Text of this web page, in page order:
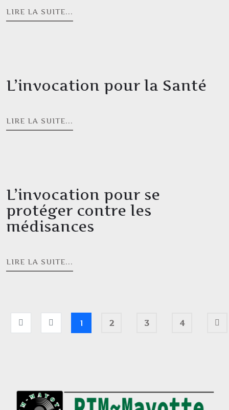
LIRE LA SUITE...
L’invocation pour la Santé
LIRE LA SUITE...
L’invocation pour se
protéger contre les
médisances
LIRE LA SUITE...
1 2 3 4